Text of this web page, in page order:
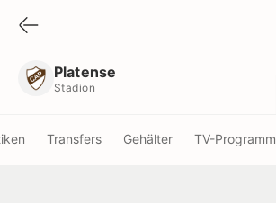
Platense
Stadion
Transfers Gehälter TV-Programm